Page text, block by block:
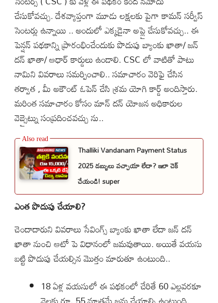
చేసుకోవచ్చు. దేశవ్యాప్తంగా మూడు లక్షలకు పైగా కామన్ సర్వీస్
సెంటర్లు ఉన్నాయి .. అందులో ఎక్కడైనా అప్లై చేసుకోవచ్చు.. ఈ
పెన్షన్ పథకాన్ని ప్రారంభించేందుకు పొదుపు బ్యాంకు ఖాతా/ జన్
దన్ ఖాతా/ ఆధార్ కార్డులు ఉండాలి. CSC లో వాటితో పాటు
నామిని వివరాలు సమర్పించాలి.. సమాచారం వెరిఫై చేసిన
తర్వాత , మీ అకౌంట్ ఓపెన్ చేసి శ్రమ యోగి కార్డ్ అందిస్తారు.
మరింత సమాచారం కోసం మాన్ దన్ యోజన అధికారుల
వెబ్సైట్ను సంప్రదించవచ్చు ను..
Thalliki Vandanam Payment Status
2025 డబ్బులు వచ్చాయా లేదా? ఇలా చెక్
చేయండి! super
ఎంత పొదుపు చేయాలి?
చెందాదారుని వివరాలు సేవింగ్స్ బ్యాంకు ఖాతా లేదా జన్ దన్
ఖాతా నుంచి ఆటో పె విధానంలో జమవుతాయి. అయితే వయసు
బట్టి పొదుపు చేయల్సిన మొత్తం మారుతూ ఉంటుంది..
18 ఏళ్ల వయసులో ఈ పథకంలో చేరితే 60 ఎల్లవరకూ